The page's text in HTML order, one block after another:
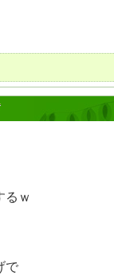
るｗ
で